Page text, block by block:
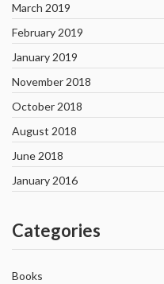
March 2019
February 2019
January 2019
November 2018
October 2018
August 2018
June 2018
January 2016
Categories
Books